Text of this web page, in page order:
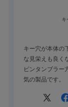
キ
キー穴が本体の
な見栄えも良く
ピンタンブラー
気の製品です。